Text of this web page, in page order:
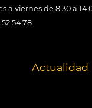
a viernes de 8:30 a
54 78
Actualidad